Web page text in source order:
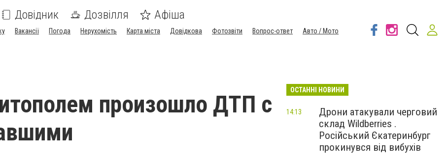
Довідник Дозвілля Афіша
Вакансії Погода Нерухомість Карта міста Довідкова Фотозвіти Вопрос-ответ
Авто / Мото
произошло ДТП с
ОСТАННІ НОВИНИ
Дрони атакували черговий
склад Wildberries .
Російський Єкатеринбург
прокинувся від вибухів
14:13